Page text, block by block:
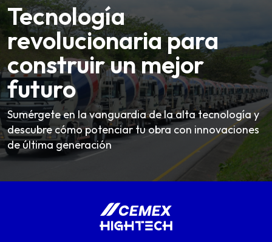
Tecnología
revolucionaria para
construir un mejor
futuro
Sumérgete en la vanguardia de la alta tecnología y
descubre cómo potenciar tu obra con innovaciones
de última generación